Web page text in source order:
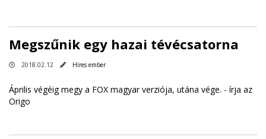
Megszűnik egy hazai tévécsatorna
2018.02.12 Híres ember
Április végéig megy a FOX magyar verziója, utána vége. - írja az
Origo